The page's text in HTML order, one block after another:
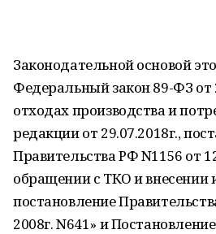
Законодательной основой
Федеральный закон 89-ФЗ от
отходах производства и
редакции от 29.07.2018г.,
Правительства РФ N1156 от
обращении с ТКО и внесении
постановление
2008г. N641» и